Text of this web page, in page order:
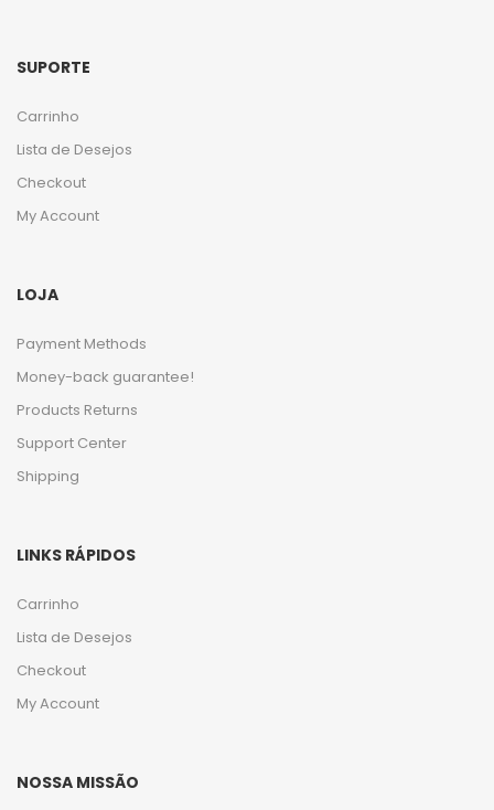
SUPORTE
Carrinho
Lista de Desejos
Checkout
My Account
LOJA
Payment Methods
Money-back guarantee!
Products Returns
Support Center
Shipping
LINKS RÁPIDOS
Carrinho
Lista de Desejos
Checkout
My Account
NOSSA MISSÃO